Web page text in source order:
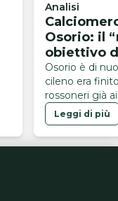
Analisi
Osorio: il
obiettivo
Osorio è di
cileno era
rossoneri già
Massara
Leggi di più